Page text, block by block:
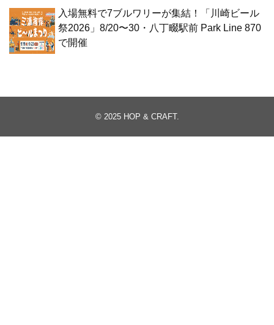
入場無料で7ブルワリーが集結！「川崎ビール
祭2026」8/20〜30・八丁畷駅前 Park Line 870
で開催
© 2025 HOP & CRAFT.